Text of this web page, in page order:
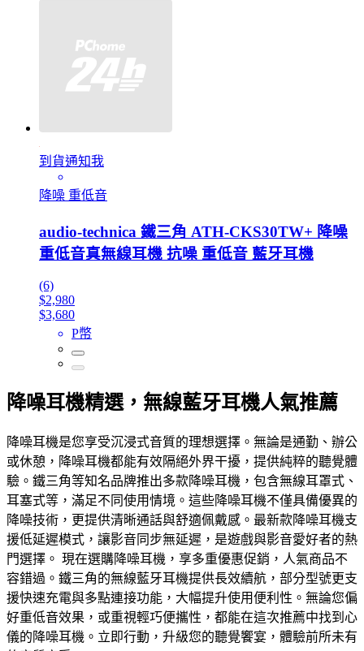
到貨通知我
降噪 重低音
audio-technica 鐵三角 ATH-CKS30TW+ 降噪
重低音真無線耳機 抗噪 重低音 藍牙耳機
(6)
$2,980
$3,680
P幣
降噪耳機精選，無線藍牙耳機人氣推薦
降噪耳機是您享受沉浸式音質的理想選擇。無論是通勤、辦公
或休憩，降噪耳機都能有效隔絕外界干擾，提供純粹的聽覺體
驗。鐵三角等知名品牌推出多款降噪耳機，包含無線耳罩式、
耳塞式等，滿足不同使用情境。這些降噪耳機不僅具備優異的
降噪技術，更提供清晰通話與舒適佩戴感。最新款降噪耳機支
援低延遲模式，讓影音同步無延遲，是遊戲與影音愛好者的熱
門選擇。 現在選購降噪耳機，享多重優惠促銷，人氣商品不
容錯過。鐵三角的無線藍牙耳機提供長效續航，部分型號更支
援快速充電與多點連接功能，大幅提升使用便利性。無論您偏
好重低音效果，或重視輕巧便攜性，都能在這次推薦中找到心
儀的降噪耳機。立即行動，升級您的聽覺饗宴，體驗前所未有